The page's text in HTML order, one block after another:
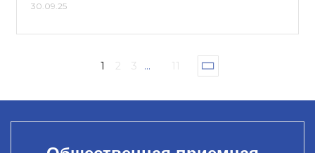
30.09.25
1 2 3 ... 11